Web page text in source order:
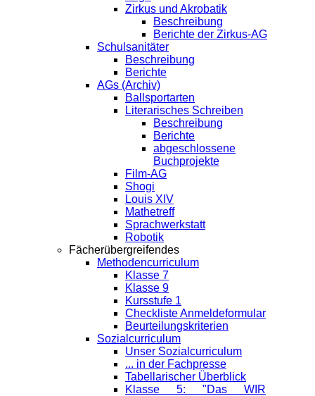
Zirkus und Akrobatik
Beschreibung
Berichte der Zirkus-AG
Schulsanitäter
Beschreibung
Berichte
AGs (Archiv)
Ballsportarten
Literarisches Schreiben
Beschreibung
Berichte
abgeschlossene
Buchprojekte
Film-AG
Shogi
Louis XIV
Mathetreff
Sprachwerkstatt
Robotik
Fächerübergreifendes
Methodencurriculum
Klasse 7
Klasse 9
Kursstufe 1
Checkliste Anmeldeformular
Beurteilungskriterien
Sozialcurriculum
Unser Sozialcurriculum
... in der Fachpresse
Tabellarischer Überblick
Klasse 5: "Das WIR